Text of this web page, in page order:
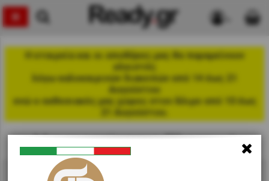
Η εταιρεία και οι αποθήκες μας θα παραμείνουν
κλειστές
λόγω καλοκαιρινών διακοπών από 14 έως 21
Αυγούστου
ενώ ο εκθεσιακός μας χώρος στον Άλιμο από 10 έως
21 Αυγούστου.
Μαχαιροπίρουνα Πλαστικά